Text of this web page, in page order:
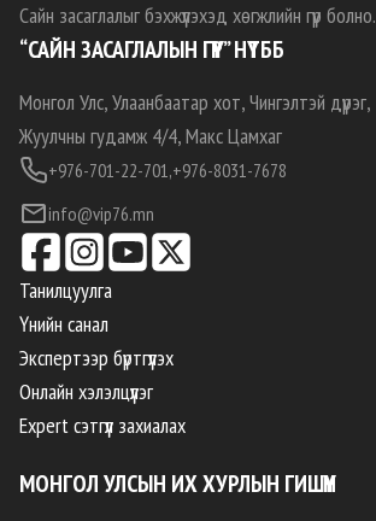
Сайн засаглалыг бэхжүүлэхэд хөгжлийн гүүр болно.
“САЙН ЗАСАГЛАЛЫН ГҮҮР” НҮТББ
Монгол Улс, Улаанбаатар хот, Чингэлтэй дүүрэг,
Жуулчны гудамж 4/4, Макс Цамхаг
+976-701-22-701,+976-8031-7678
info@vip76.mn
Танилцуулга
Үнийн санал
Экспертээр бүртгүүлэх
Онлайн хэлэлцүүлэг
Expert сэтгүүл захиалах
МОНГОЛ УЛСЫН ИХ ХУРЛЫН ГИШҮҮН